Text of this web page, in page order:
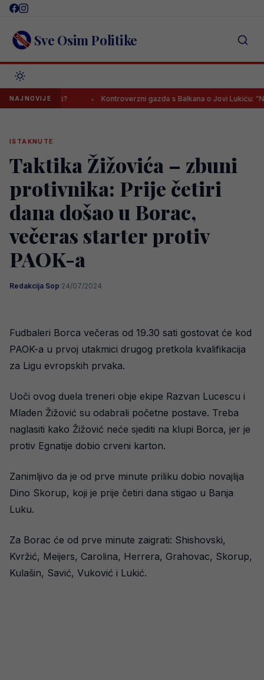
Skip
content Sve Osim Politike
NAJNOVIJE Kontroverzni gazda s Balkana o Jovi Lukiću: “Neka
ISTAKNUTE
Taktika Žižovića – zbuni
protivnika: Prije četiri
dana došao u Borac,
večeras starter protiv
PAOK-a
Redakcija Sop·24/07/2024
Fudbaleri Borca večeras od 19.30 sati gostovat će kod
PAOK-a u prvoj utakmici drugog pretkola kvalifikacija
za Ligu evropskih prvaka.
Uoči ovog duela treneri obje ekipe Razvan Lucescu i
Mladen Žižović su odabrali početne postave. Treba
naglasiti kako Žižović neće sjediti na klupi Borca, jer je
protiv Egnatije dobio crveni karton.
Zanimljivo da je od prve minute priliku dobio novajlija
Dino Skorup, koji je prije četiri dana stigao u Banja
Luku.
Za Borac će od prve minute zaigrati: Shishovski,
Kvržić, Meijers, Carolina, Herrera, Grahovac, Skorup,
Kulašin, Savić, Vuković i Lukić.